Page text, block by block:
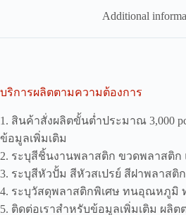
Additional
บริการผลิตตามความต้องการ
1. สินค้าสั่งผลิตขั้นต่ำประมาณ 3,000
ข้อมูลเพิ่มเติม
2. ระบุสีชิ้นงานพลาสติก ขวดพลาสติก
3. ระบุสีหัวปั้ม สีหัวสเปรย์ สีฝาพลาสติก
4. ระบุวัสดุพลาสติกพิเศษ ทนอุณหภูมิ
5. ติดต่อเราสำหรับข้อมูลเพิ่มเติม ผลิ